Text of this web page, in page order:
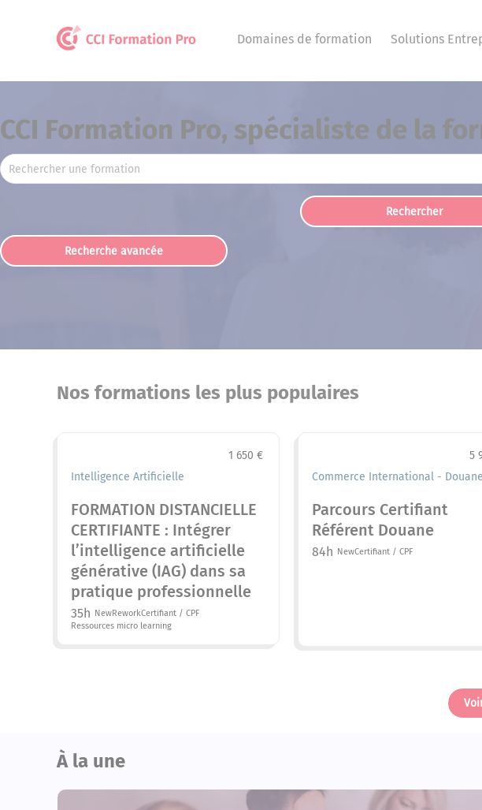
Domaines de formation Solutions
CCI Formation Pro, spécialiste de la
Nos formations les plus populaires
1 650 €
Intelligence Artificielle
FORMATION DISTANCIELLE
CERTIFIANTE : Intégrer
l’intelligence artificielle
générative (IAG) dans sa
pratique professionnelle
35h NewReworkCertifiant / CPF
Ressources micro learning
5
Commerce International - Douane
Parcours Certifiant
Référent Douane
84h NewCertifiant / CPF
À la une